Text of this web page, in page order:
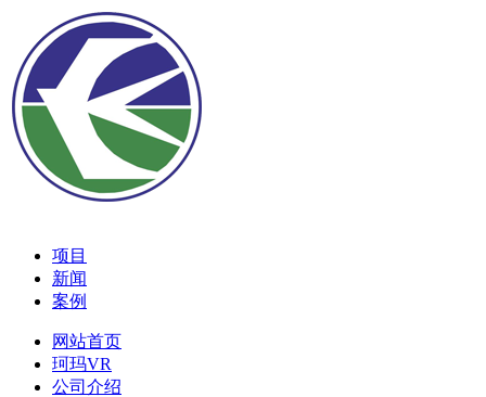
项目
新闻
案例
网站首页
珂玛VR
公司介绍